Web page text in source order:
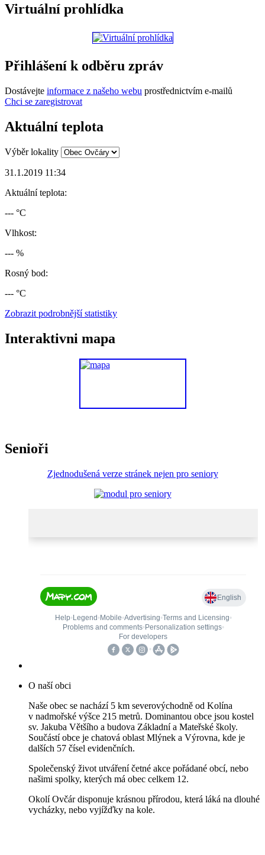
Virtuální prohlídka
Přihlášení k odběru zpráv
Dostávejte informace z našeho webu prostřednictvím e-mailů
Chci se zaregistrovat
Aktuální teplota
Výběr lokality
31.1.2019 11:34
Aktuální teplota:
--- °C
Vlhkost:
--- %
Rosný bod:
--- °C
Zobrazit podrobnější statistiky
Interaktivni mapa
Senioři
Zjednodušená verze stránek nejen pro seniory
O naší obci
Naše obec se nachází 5 km severovýchodně od Kolína
v nadmořské výšce 215 metrů. Dominantou obce jsou kostel
sv. Jakuba Většího a budova Základní a Mateřské školy.
Součástí obce je chatová oblast Mlýnek a Výrovna, kde je
dalších 57 čísel evidenčních.
Společenský život utváření četné akce pořádané obcí, nebo
našimi spolky, kterých má obec celkem 12.
Okolí Ovčár disponuje krásnou přírodou, která láká na dlouhé
vycházky, nebo vyjížďky na kole.